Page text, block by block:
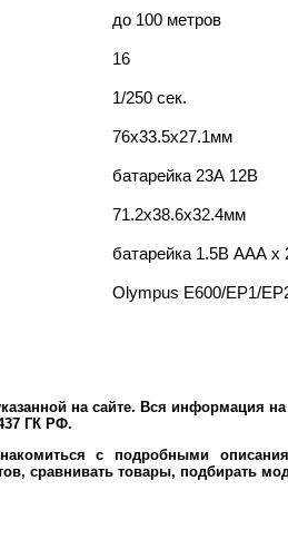
до 100 метров
16
1/250 сек.
76х33.5х27.1мм
батарейка 23А 12В
71.2х38.6х32.4мм
батарейка 1.5В ААА х
Olympus E600/EP1/
на сайте. Вся информация
ГК РФ.
с подробными
сравнивать товары, подбирать